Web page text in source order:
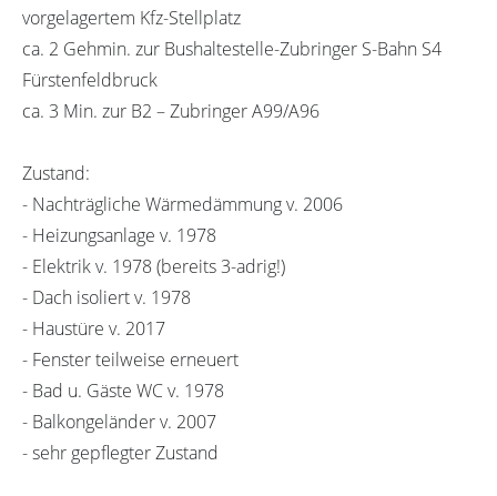
vorgelagertem Kfz-Stellplatz
ca. 2 Gehmin. zur Bushaltestelle-Zubringer S-Bahn S4
Fürstenfeldbruck
ca. 3 Min. zur B2 – Zubringer A99/A96
Zustand:
- Nachträgliche Wärmedämmung v. 2006
- Heizungsanlage v. 1978
- Elektrik v. 1978 (bereits 3-adrig!)
- Dach isoliert v. 1978
- Haustüre v. 2017
- Fenster teilweise erneuert
- Bad u. Gäste WC v. 1978
- Balkongeländer v. 2007
- sehr gepflegter Zustand